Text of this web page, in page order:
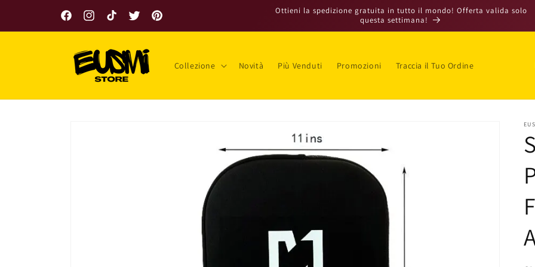
direttamente
FacebookInstagramTikTokTwitterPinterest
Ottieni la spedizione gratuita in tutto il mondo! Offerta valida solo
questa settimana!
Collezione Novità Più Venduti Promozioni Traccia il Tuo Ordine
e
s
e
/
A
e
a
g